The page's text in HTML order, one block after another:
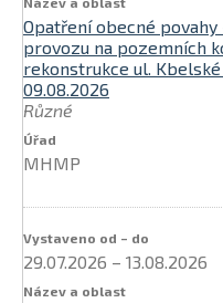
Opatření obecné
provozu na pozemních
rekonstrukce ul. Kbelské
09.08.2026
Různé
MHMP
29.07.2026 – 13.08.2026